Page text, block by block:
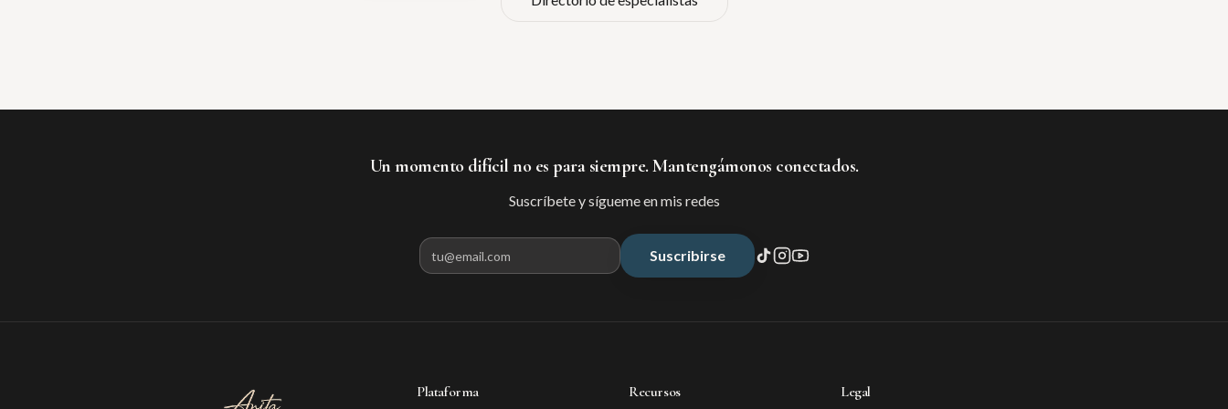
Un momento difícil no es para siempre. Mantengámonos conectados.
Suscríbete y sígueme en mis redes
Correo electrónico para suscribirte al boletín
Suscribirse
Plataforma Recursos Legal